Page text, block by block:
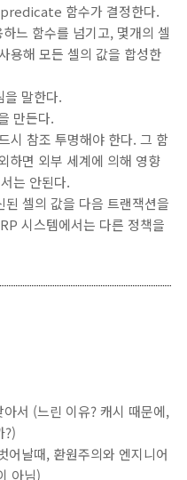
함수가 결정한다.
느 함수를 넘기고, 몇개의 셀
용해 모든 셀의 값을 합성한
말한다.
만든다.
시 참조 투명해야 한다. 그 함
하면 외부 세계에 의해 영향
는 안된다.
셀의 값을 다음 트랜잭션을
시스템에서는 다른 정책을
서 (느린 이유? 캐시 때문에,
?)
어날때, 환원주의와 엔지니어
아님)